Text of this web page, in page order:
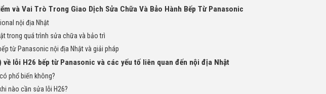
và Vai Trò Trong Giao Dịch Sửa Chữa Và Bảo Hành Bếp Từ Panasonic
nội địa Nhật
trong quá trình sửa chữa và bảo trì
từ Panasonic nội địa Nhật và giải pháp
về lỗi H26 bếp từ Panasonic và các yếu tố liên quan đến nội địa Nhật
phổ biến không?
nào cần sửa lỗi H26?